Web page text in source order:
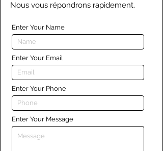
Nous vous répondrons rapidement.
Enter Your Name
Enter Your Email
Enter Your Phone
Enter Your Message